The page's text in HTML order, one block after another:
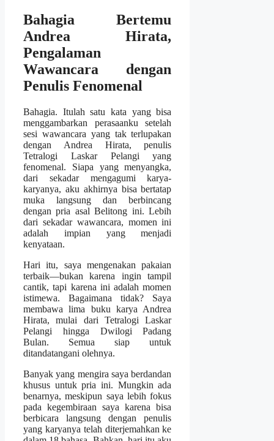
Bahagia Bertemu
Andrea Hirata,
Pengalaman
Wawancara dengan
Penulis Fenomenal
Bahagia. Itulah satu kata yang bisa
menggambarkan perasaanku setelah
sesi wawancara yang tak terlupakan
dengan Andrea Hirata, penulis
Tetralogi Laskar Pelangi yang
fenomenal. Siapa yang menyangka,
dari sekadar mengagumi karya-
karyanya, aku akhirnya bisa bertatap
muka langsung dan berbincang
dengan pria asal Belitong ini. Lebih
dari sekadar wawancara, momen ini
adalah impian yang menjadi
kenyataan.
Hari itu, saya mengenakan pakaian
terbaik—bukan karena ingin tampil
cantik, tapi karena ini adalah momen
istimewa. Bagaimana tidak? Saya
membawa lima buku karya Andrea
Hirata, mulai dari Tetralogi Laskar
Pelangi hingga Dwilogi Padang
Bulan. Semua siap untuk
ditandatangani olehnya.
Banyak yang mengira saya berdandan
khusus untuk pria ini. Mungkin ada
benarnya, meskipun saya lebih fokus
pada kegembiraan saya karena bisa
berbicara langsung dengan penulis
yang karyanya telah diterjemahkan ke